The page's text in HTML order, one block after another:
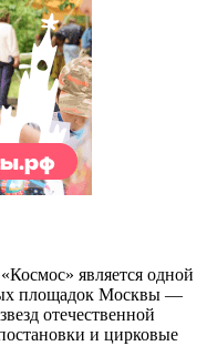
является одной
площадок Москвы —
отечественной
и цирковые